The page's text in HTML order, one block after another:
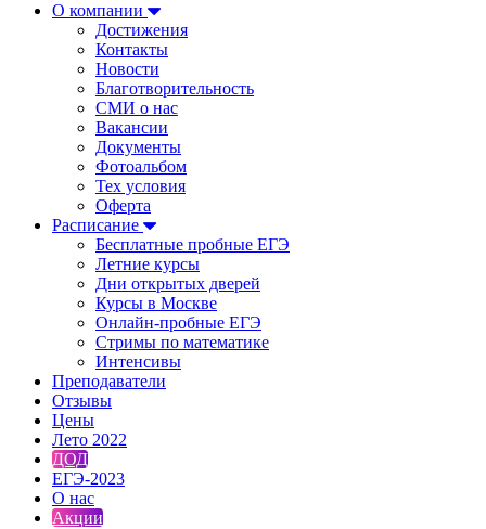
О компании
Достижения
Контакты
Новости
Благотворительность
СМИ о нас
Вакансии
Документы
Фотоальбом
Тех условия
Оферта
Расписание
Бесплатные пробные ЕГЭ
Летние курсы
Дни открытых дверей
Курсы в Москве
Онлайн-пробные ЕГЭ
Стримы по математике
Интенсивы
Преподаватели
Отзывы
Цены
Лето 2022
ДОД
ЕГЭ-2023
О нас
Акции